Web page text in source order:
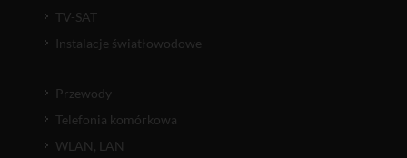
TV-SAT
Instalacje światłowodowe
Przewody
Telefonia komórkowa
WLAN, LAN